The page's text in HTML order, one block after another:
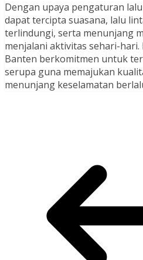
Dengan upaya pengaturan
dapat tercipta suasana, lalu
terlindungi, serta menunjang
menjalani aktivitas sehari-
Banten berkomitmen untuk
serupa guna memajukan
menunjang keselamatan